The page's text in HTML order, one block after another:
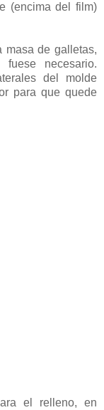
(encima del film)
masa de galletas,
necesario.
del molde
para que quede
el relleno, en